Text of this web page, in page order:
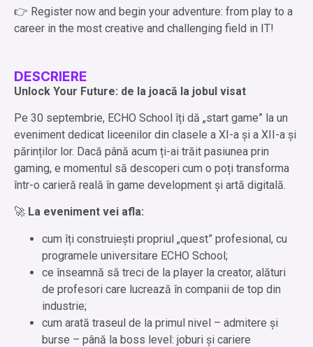
👉 Register now and begin your adventure: from play to a
career in the most creative and challenging field in IT!
DESCRIERE
Unlock Your Future: de la joacă la jobul visat
Pe 30 septembrie, ECHO School îți dă „start game” la un
eveniment dedicat liceenilor din clasele a XI-a și a XII-a și
părinților lor. Dacă până acum ți-ai trăit pasiunea prin
gaming, e momentul să descoperi cum o poți transforma
într-o carieră reală în game development și artă digitală.
🚀 La eveniment vei afla:
cum îți construiești propriul „quest” profesional, cu
programele universitare ECHO School;
ce înseamnă să treci de la player la creator, alături
de profesori care lucrează în companii de top din
industrie;
cum arată traseul de la primul nivel – admitere și
burse – până la boss level: joburi și cariere